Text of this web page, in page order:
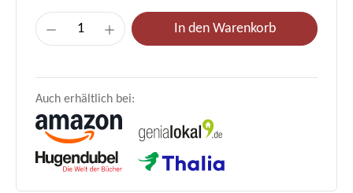
Produkt Anzahl: Gib den gewünschten
In den Warenkorb
Auch erhältlich bei: